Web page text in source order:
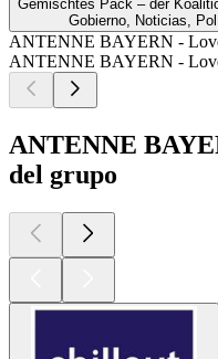
Gemischtes Pack – der
Gobierno, Noticias,
ANTENNE BAYERN -
ANTENNE BAYERN -
ANTENNE
del grupo